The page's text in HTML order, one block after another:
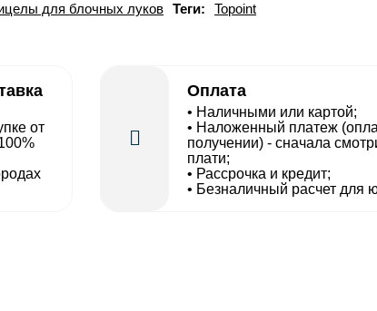
для блочных луков Теги: Topoint
от
Оплата
• Наличными или картой;
• Наложенный платеж
получении) - сначала
плати;
• Рассрочка и кредит;
• Безналичный расчет для